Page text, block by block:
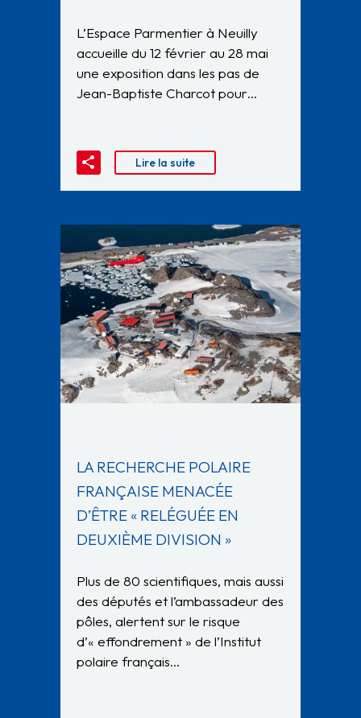
L’Espace Parmentier à Neuilly
accueille du 12 février au 28 mai
une exposition dans les pas de
Jean-Baptiste Charcot pour…
Lire la suite
LA RECHERCHE POLAIRE
FRANÇAISE MENACÉE
D’ÊTRE « RELÉGUÉE EN
DEUXIÈME DIVISION »
Plus de 80 scientifiques, mais aussi
des députés et l’ambassadeur des
pôles, alertent sur le risque
d’« effondrement » de l’Institut
polaire français…